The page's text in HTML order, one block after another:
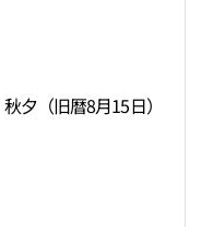
夕（旧暦8月15日）